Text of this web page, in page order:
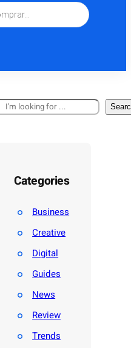
Categories
Business
Creative
Digital
Guides
News
Review
Trends